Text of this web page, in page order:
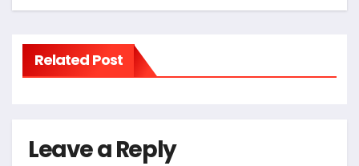
Related Post
Leave a Reply